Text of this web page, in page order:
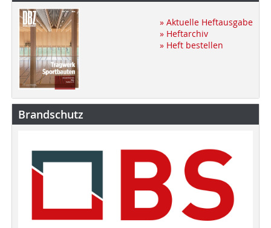
» Aktuelle Heftausgabe
» Heftarchiv
» Heft bestellen
Brandschutz